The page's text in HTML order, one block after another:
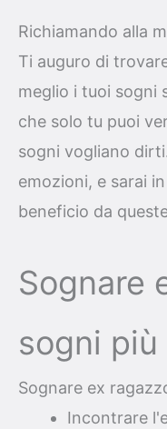
Richiamando alla
Ti auguro di
meglio i tuoi sogni
che solo tu puoi
sogni vogliano
emozioni, e sarai
beneficio da
Sognare
sogni
Sognare ex
Incontrare